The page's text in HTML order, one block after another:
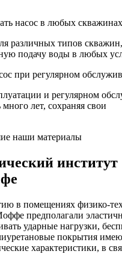
насос в любых
различных типов скважин,
подачу воды в любых
при регулярном
и регулярном
лет, сохраняя свои
наши материалы
институт
в помещениях физико-
предполагали
ударные нагрузки,
покрытия
характеристики, в